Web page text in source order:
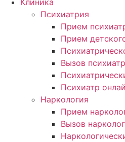
Психиатрия
Прием
Прием
Вызов
Психиатр
Наркология
Прием
Вызов